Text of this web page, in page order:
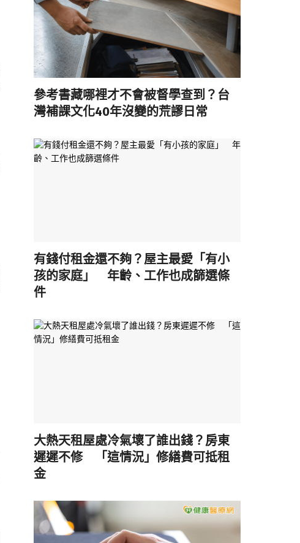
參考書藏哪裡才不會被督學查到？台
灣補課文化40年沒變的荒謬日常
有錢付租金還不夠？屋主最愛「有小
孩的家庭」 年齡、工作也成篩選條
件
大熱天租屋處冷氣壞了誰出錢？房東
遲遲不修 「這情況」修繕費可抵租
金